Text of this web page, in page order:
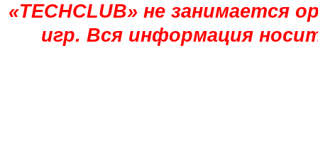
«TECHCLUB» не занимается
игр. Вся информация